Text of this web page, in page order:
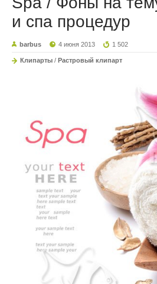
и спа процедур
barbus 4 июня 2013 1 502
Клипарты / Растровый клипарт